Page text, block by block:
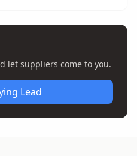
let suppliers come to you.
Lead